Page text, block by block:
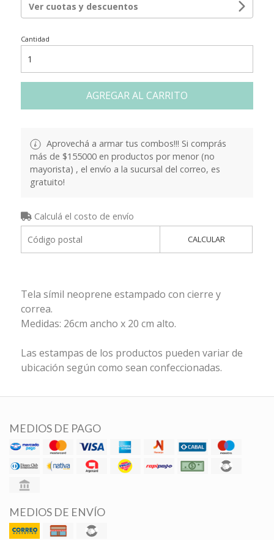
Ver cuotas y descuentos
Cantidad
AGREGAR AL CARRITO
Aprovechá a armar tus combos!!! Si comprás
más de $155000 en productos por menor (no
mayorista) , el envío a la sucursal del correo, es
gratuito!
Calculá el costo de envío
CALCULAR
Tela símil neoprene estampado con cierre y
correa.
Medidas: 26cm ancho x 20 cm alto.
Las estampas de los productos pueden variar de
ubicación según como sean confeccionadas.
MEDIOS DE PAGO
MEDIOS DE ENVÍO